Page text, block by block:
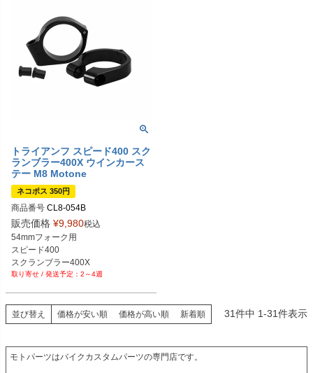
トライアンフ スピード400 スク
ランブラー400X ウインカース
テー M8 Motone
ネコポス 350円
商品番号 CL8-054B
販売価格 ¥9,980税込
54mmフォーク用
スピード400
スクランブラー400X
2～4週
並び替え 価格が安い順 価格が高い順 新着順 31件中 1-31件表示
モトパーツはバイクカスタムパーツの専門店です。